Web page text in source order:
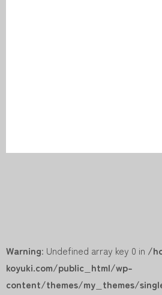
Warning: Undefined array key 0 in /
koyuki.com/public_html/wp-
content/themes/my_themes/